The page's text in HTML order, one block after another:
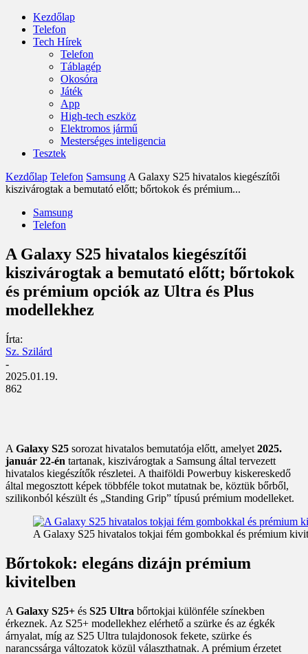
Kezdőlap
Telefon
Tech Hírek
Telefon
Táblagép
Okosóra
Játék
App
High-tech eszköz
Elektromos jármű
Mesterséges inteligencia
Tesztek
Kezdőlap Telefon Samsung A Galaxy S25 hivatalos kiegészítői
kiszivárogtak a bemutató előtt; bőrtokok és prémium...
Samsung
Telefon
A Galaxy S25 hivatalos kiegészítői
kiszivárogtak a bemutató előtt; bőrtokok
és prémium opciók az Ultra és Plus
modellekhez
Írta:
Sz. Szilárd
-
2025.01.19.
862
A Galaxy S25 sorozat hivatalos bemutatója előtt, amelyet 2025.
január 22-én tartanak, kiszivárogtak a Samsung által tervezett
hivatalos kiegészítők részletei. A thaiföldi Powerbuy kiskereskedő
által megosztott képek többféle tokot mutatnak be, köztük bőrből,
szilikonból készült és „Standing Grip” típusú prémium modelleket.
A Galaxy S25 hivatalos tokjai fém gombokkal és prémium
Bőrtokok: elegáns dizájn prémium
kivitelben
A Galaxy S25+ és S25 Ultra bőrtokjai különféle színekben
érkeznek. Az S25+ modellekhez elérhető a szürke és az égkék
árnyalat, míg az S25 Ultra tulajdonosok fekete, szürke és
narancssárga változatok közül választhatnak. A prémium érzetet